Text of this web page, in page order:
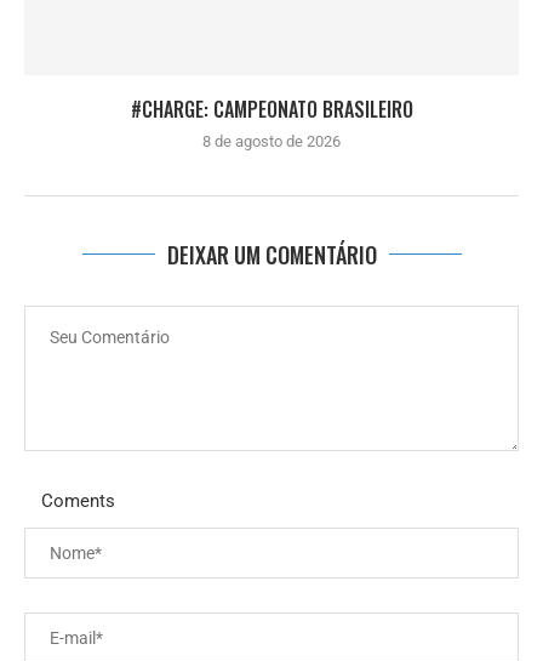
#CHARGE: CAMPEONATO BRASILEIRO
8 de agosto de 2026
DEIXAR UM COMENTÁRIO
Coments